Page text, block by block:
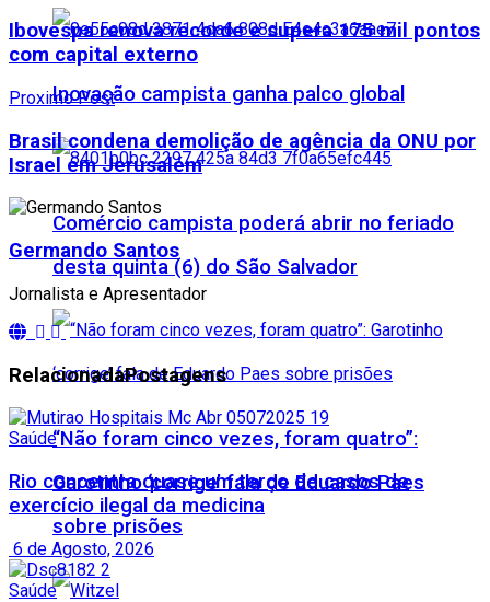
Inovação campista ganha palco global
Comércio campista poderá abrir no feriado
desta quinta (6) do São Salvador
“Não foram cinco vezes, foram quatro”:
Garotinho ‘corrige’ fala de Eduardo Paes
sobre prisões
Ibovespa renova recorde e supera 175 mil pontos
com capital externo
Proximo Post
Brasil condena demolição de agência da ONU por
Israel em Jerusalém
Germando Santos
Jornalista e Apresentador
RelacionadaPostagens
Saúde
Rio concentra quase um terço de casos de
exercício ilegal da medicina
6 de Agosto, 2026
Saúde